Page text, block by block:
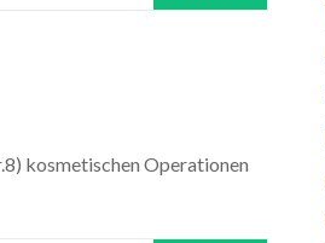
kosmetischen Operationen